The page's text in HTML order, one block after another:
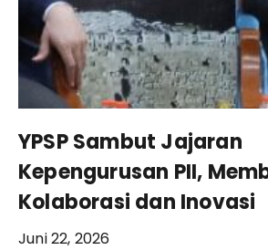
YPSP Sambut Jajaran
Kepengurusan PII,
Kolaborasi dan Inovasi
Juni 22, 2026